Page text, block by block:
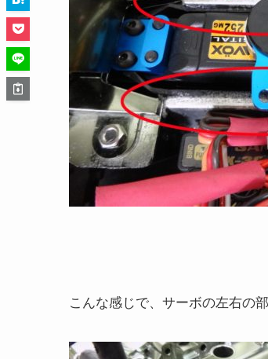
こんな感じで、サーボの左右の